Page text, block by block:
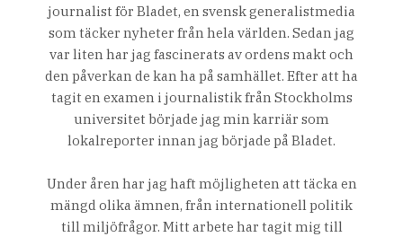
journalist för Bladet, en svensk generalistmedia
som täcker nyheter från hela världen. Sedan jag
var liten har jag fascinerats av ordens makt och
den påverkan de kan ha på samhället. Efter att ha
tagit en examen i journalistik från Stockholms
universitet började jag min karriär som
lokalreporter innan jag började på Bladet.
Under åren har jag haft möjligheten att täcka en
mängd olika ämnen, från internationell politik
till miljöfrågor. Mitt arbete har tagit mig till